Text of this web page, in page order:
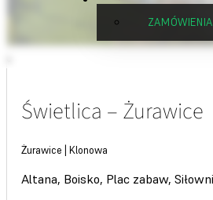
Świetlica – Żurawice
Żurawice | Klonowa
Altana, Boisko, Plac zabaw,